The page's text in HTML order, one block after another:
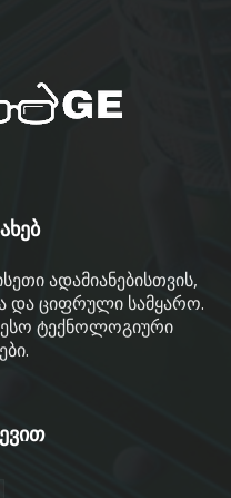
ადამიანებისთვის,
და ციფრული სამყარო.
ტექნოლოგიური